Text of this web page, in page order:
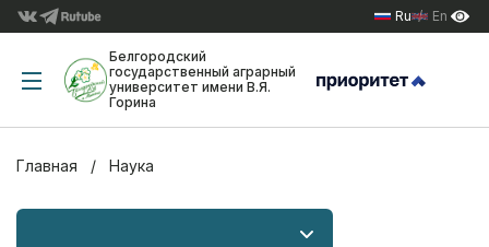
Ru En
Белгородский
государственный аграрный
университет имени В.Я.
Горина
Главная Наука